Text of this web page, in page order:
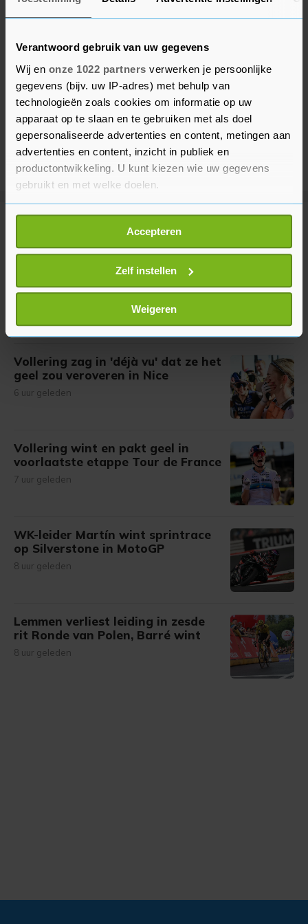
Verantwoord gebruik van uw gegevens
Wij en onze 1022 partners verwerken je persoonlijke
gegevens (bijv. uw IP-adres) met behulp van
technologieën zoals cookies om informatie op uw
apparaat op te slaan en te gebruiken met als doel
gepersonaliseerde advertenties en content, metingen aan
advertenties en content, inzicht in publiek en
productontwikkeling. U kunt kiezen wie uw gegevens
gebruikt en met welke doelen.
Als u het toestaat, willen we ook graag:
Informatie verzamelen over uw geografische
locatie, die tot een paar meter nauwkeurig kan zijn
Uw apparaat identificeren door het actief te
scannen op specifieke eigenschappen (fingerprinting)
Lees meer over hoe uw persoonlijke gegevens worden
verwerkt en stel uw voorkeuren in het
U kunt uw toestemming op elk moment wijzigen of
intrekken in de Cookieverklaring.
Met cookies werkt onze website beter en wordt jouw
onze cookiepagina kun je ons cookiebeleid bekijken en je
Accepteren
Zelf instellen
Weigeren
Niewiadoma boos op ploeggenoot
Vollering na verliezen gele trui
Vollering zag in 'déjà vu' dat ze het
geel zou veroveren in Nice
6 uur geleden
Vollering wint en pakt geel in
voorlaatste etappe Tour de France
7 uur geleden
WK-leider Martín wint sprintrace
op Silverstone in MotoGP
8 uur geleden
Lemmen verliest leiding in zesde
rit Ronde van Polen, Barré wint
8 uur geleden